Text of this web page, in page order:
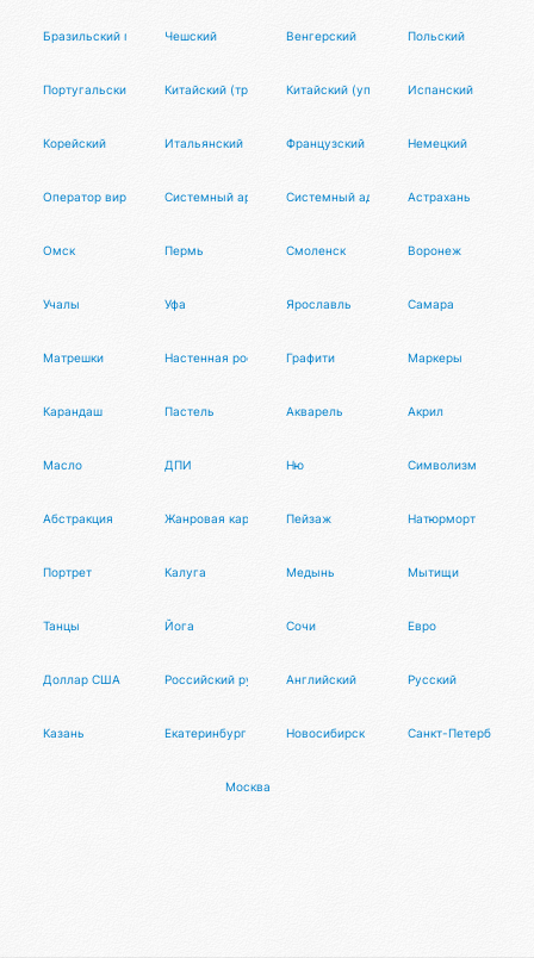
Бразильский португальский
Чешский Венгерский Польский
Португальский Китайский (трад.) Китайский (упр.) Испанский
Корейский Итальянский Французский Немецкий
Оператор виртуальной метафизики в вакууме (ОВМ)
Системный архитекторСистемный администратор
Астрахань
Омск Пермь Смоленск Воронеж
Учалы Уфа Ярославль Самара
Матрешки Настенная роспись Графити Маркеры
Карандаш Пастель Акварель Акрил
Масло ДПИ Ню Символизм
Абстракция Жанровая картина Пейзаж Натюрморт
Портрет Калуга Медынь Мытищи
Танцы Йога Сочи Евро
Доллар США Российский рубль Английский Русский
Казань Екатеринбург Новосибирск Санкт-Петербург
Москва